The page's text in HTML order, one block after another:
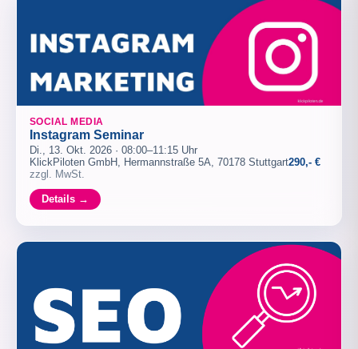
SOCIAL MEDIA
Instagram Seminar
Di., 13. Okt. 2026 · 08:00–11:15 Uhr
KlickPiloten GmbH, Hermannstraße 5A, 70178 Stuttgart290,- €
zzgl. MwSt.
Details →